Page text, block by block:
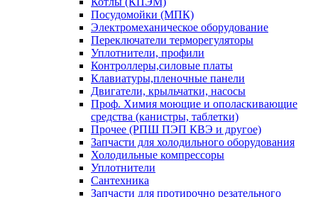
Посудомойки (МПК)
Электромеханическое оборудование
Переключатели терморегуляторы
Уплотнители, профили
Контроллеры,силовые платы
Клавиатуры,пленочные панели
Двигатели, крыльчатки, насосы
Проф. Химия моющие и ополаскивающие
средства (канистры, таблетки)
Прочее (РПШ ПЭП КВЭ и другое)
Запчасти для холодильного оборудования
Холодильные компрессоры
Уплотнители
Сантехника
Запчасти для протирочно резательного